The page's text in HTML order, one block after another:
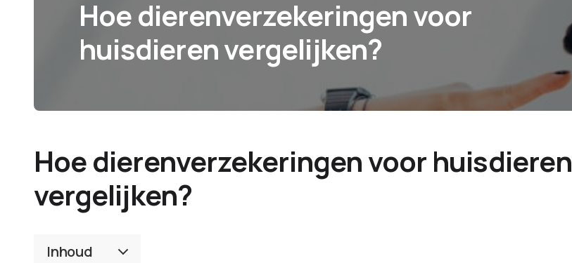
Hoe dierenverzekeringen voor
huisdieren vergelijken?
Hoe dierenverzekeringen voor huisdieren
vergelijken?
Inhoud